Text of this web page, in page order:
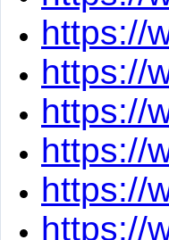
https://
https://
https://
https://
https://
https://